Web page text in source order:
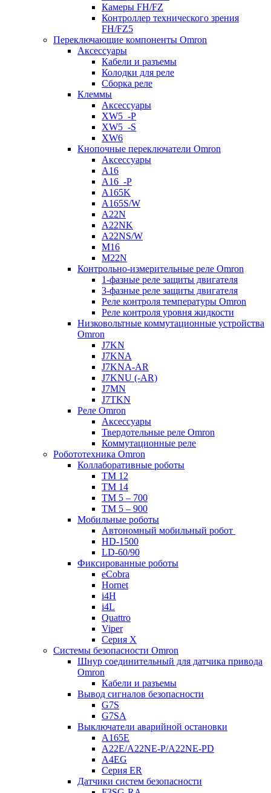
Камеры FH/FZ
Контроллер технического зрения
FH/FZ5
Переключающие компоненты Omron
Аксессуары
Кабели и разъемы
Колодки для реле
Сборка реле
Клеммы
Аксессуары
XW5_-P
XW5_-S
XW6
Кнопочные переключатели Omron
Аксессуары
A16
A16_-P
A165K
A165S/W
A22N
A22NK
A22NS/W
M16
M22N
Контрольно-измерительные реле Omron
1-фазные реле защиты двигателя
3-фазные реле защиты двигателя
Реле контроля температуры Omron
Реле контроля уровня жидкости
Низковольтные коммутационные устройства
Omron
J7KN
J7KNA
J7KNA-AR
J7KNU (-AR)
J7MN
J7TKN
Реле Omron
Аксессуары
Твердотельные реле Omron
Коммутационные реле
Робототехника Omron
Коллаборативные роботы
TM 12
TM 14
TM 5 – 700
TM 5 – 900
Мобильные роботы
Автономный мобильный робот
HD-1500
LD-60/90
Фиксированные роботы
eCobra
Hornet
i4H
i4L
Quattro
Viper
Серия X
Системы безопасности Omron
Шнур соединительный для датчика привода
Omron
Кабели и разъемы
Вывод сигналов безопасности
G7S
G7SA
Выключатели аварийной остановки
A165E
A22E/A22NE-P/A22NE-PD
A4EG
Серия ER
Датчики систем безопасности